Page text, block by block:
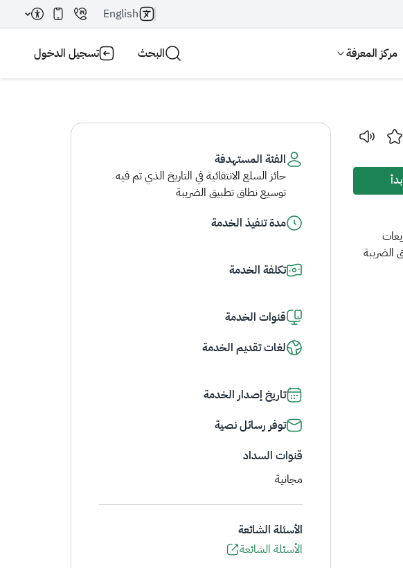
English
مركز المعرفة البحث تسجيل الدخول
بحث بحث AI
الضريبة
الفئة المستهدفة
حائز السلع الانتقائية في التاريخ الذي تم فيه
توسيع نطاق تطبيق الضريبة
مدة تنفيذ الخدمة
تكلفة الخدمة
قنوات الخدمة
لغات تقديم الخدمة
تاريخ إصدار الخدمة
توفر رسائل نصية
قنوات السداد
مجانية
الأسئلة الشائعة
الأسئلة الشائعة